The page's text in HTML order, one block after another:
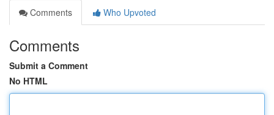
Comments
Who Upvoted
Comments
Submit a Comment
No HTML